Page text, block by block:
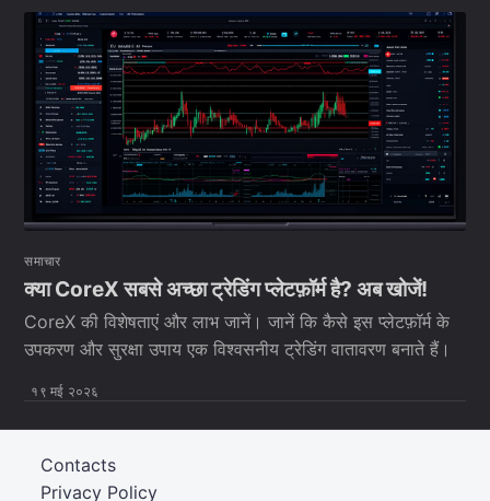
समाचार
क्या CoreX सबसे अच्छा ट्रेडिंग प्लेटफ़ॉर्म है? अब खोजें!
CoreX की विशेषताएं और लाभ जानें। जानें कि कैसे इस प्लेटफ़ॉर्म के
उपकरण और सुरक्षा उपाय एक विश्वसनीय ट्रेडिंग वातावरण बनाते हैं।
१९ मई २०२६
Privacy Policy
Contacts